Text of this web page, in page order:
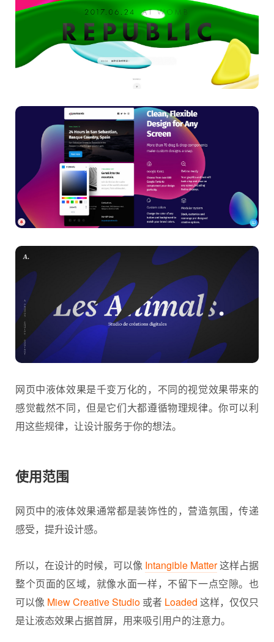
网页中液体效果是千变万化的，不同的视觉效果带来的
感觉截然不同，但是它们大都遵循物理规律。你可以利
用这些规律，让设计服务于你的想法。
使用范围
网页中的液体效果通常都是装饰性的，营造氛围，传递
感受，提升设计感。
所以，在设计的时候，可以像 Intangible Matter这样占据
整个页面的区域，就像水面一样，不留下一点空隙。也
可以像 Miew Creative Studio 或者 Loaded 这样，仅仅只
是让液态效果占据首屏，用来吸引用户的注意力。